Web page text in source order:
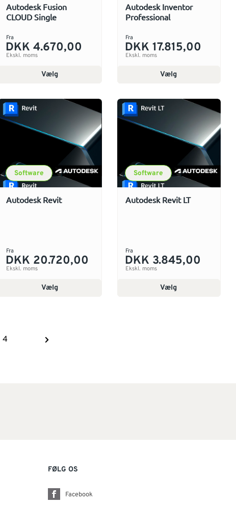
Autodesk Fusion
CLOUD Single
Fra
DKK 4.670,00
Ekskl. moms
Vælg
Autodesk Inventor
Professional
Fra
DKK 17.815,00
Ekskl. moms
Vælg
Software
Autodesk Revit
Fra
DKK 20.720,00
Ekskl. moms
Vælg
Software
Autodesk Revit LT
Fra
DKK 3.845,00
Ekskl. moms
Vælg
4
FØLG OS
Facebook